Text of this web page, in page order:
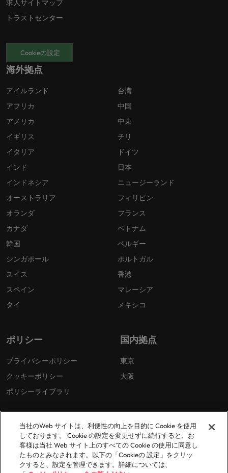
求人サイトマップ
トラストセンター
Cookieの設定
海外拠点
アイルランド
アフリカ
アメリカ
イギリス
イタリア
インド
インドネシア
オーストラリア
オランダ
カナダ
韓国
シンガポール
スイス
スペイン
タイ
台湾
中国
中東
チリ
ドイツ
日本
ニュージーランド
フィリピン
フランス
ベトナム
ベルギー
ポルトガル
香港
マレーシア
メキシコ
ポリシー
プライバシーポリシー
クッキーポリシー
ポリシーライブラリ
国内拠点
東京
大阪
© 2026 Robert Walters Plc. All Rights Reserved.
当社のWeb サイトは、利便性の向上を目的に Cookie を使用
しております。 Cookie の設定を変更せずに続行すると、お
客様は当社 Web サイト上のすべての Cookie の使用に同意し
たものとみなされます。以下の「Cookieの 設定」をクリッ
クすると、設定を管理できます。詳細については、